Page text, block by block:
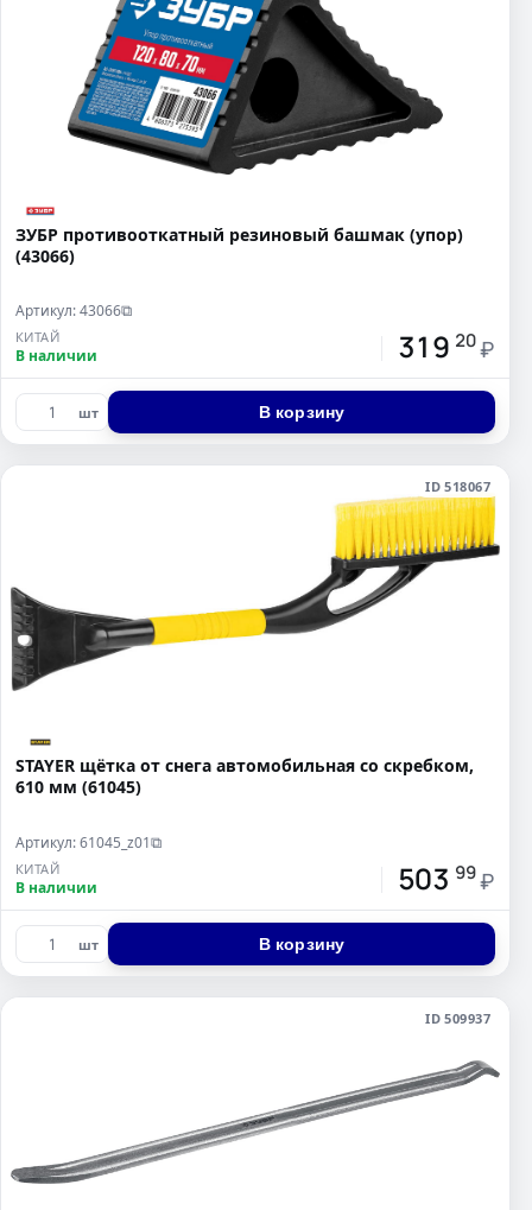
ЗУБР противооткатный резиновый башмак (упор)
(43066)
Артикул: 43066⧉
КИТАЙ
В наличии 319 20 ₽
шт В корзину
ID 518067
STAYER щётка от снега автомобильная со скребком,
610 мм (61045)
Артикул: 61045_z01⧉
КИТАЙ
В наличии 503 99 ₽
шт В корзину
ID 509937